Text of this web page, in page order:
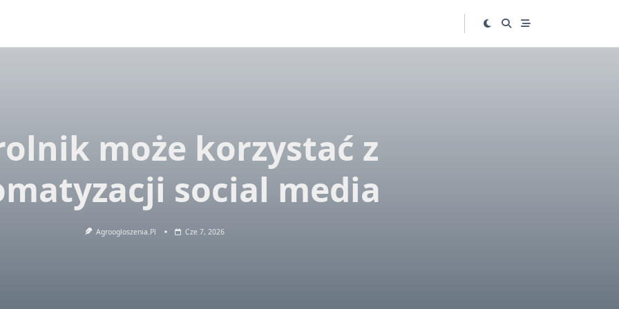
może korzystać z
social media
Agroogloszenia.pl Cze 7, 2026